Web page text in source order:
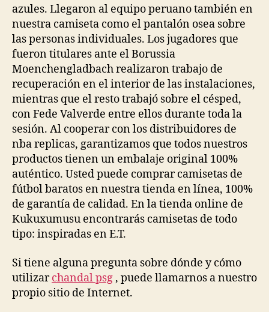
azules. Llegaron al equipo peruano también en
nuestra camiseta como el pantalón osea sobre
las personas individuales. Los jugadores que
fueron titulares ante el Borussia
Moenchengladbach realizaron trabajo de
recuperación en el interior de las instalaciones,
mientras que el resto trabajó sobre el césped,
con Fede Valverde entre ellos durante toda la
sesión. Al cooperar con los distribuidores de
nba replicas, garantizamos que todos nuestros
productos tienen un embalaje original 100%
auténtico. Usted puede comprar camisetas de
fútbol baratos en nuestra tienda en línea, 100%
de garantía de calidad. En la tienda online de
Kukuxumusu encontrarás camisetas de todo
tipo: inspiradas en E.T.
Si tiene alguna pregunta sobre dónde y cómo
utilizarchandal psg , puede llamarnos a nuestro
propio sitio de Internet.